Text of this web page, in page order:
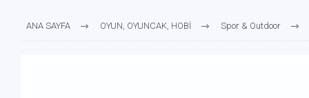
ANA SAYFA OYUN, OYUNCAK, HOBİ Spor & Outdoor